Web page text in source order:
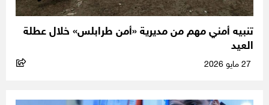
تنبيه أمني مهم من مديرية «أمن طرابلس» خلال عطلة
العيد